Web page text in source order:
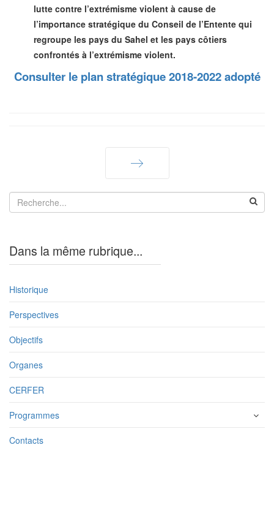
lutte contre l’extrémisme violent à cause de
l’importance stratégique du Conseil de l’Entente qui
regroupe les pays du Sahel et les pays côtiers
confrontés à l’extrémisme violent.
Consulter le plan stratégique 2018-2022 adopté
Suivant
Dans la même rubrique...
Historique
Perspectives
Objectifs
Organes
CERFER
Programmes
Contacts